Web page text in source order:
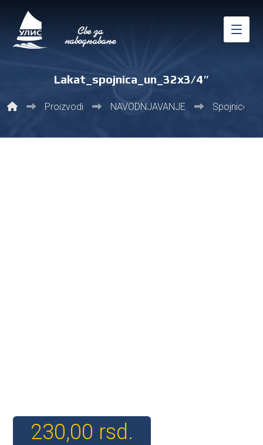
Lakat_spojnica_un_32x3/4″
Proizvodi NAVODNJAVANJE Spojnice i
230,00 rsd.